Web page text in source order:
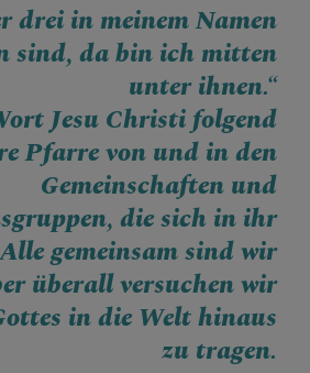
drei in meinem Namen
sind, da bin ich mitten
unter ihnen.“
Jesu Christi folgend
Pfarre von und in den
Gemeinschaften und
die sich in ihr
gemeinsam sind wir
überall versuchen wir
in die Welt hinaus
zu tragen.